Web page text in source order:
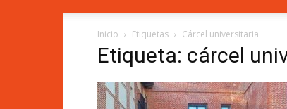
Inicio Etiquetas Cárcel universitaria
Etiqueta: cárcel